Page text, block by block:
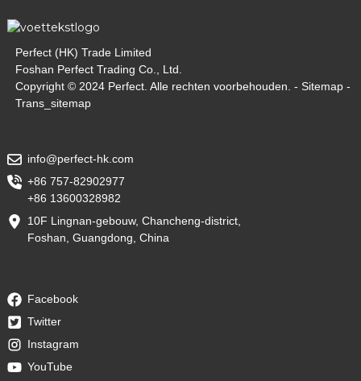
Perfect (HK) Trade Limited
Foshan Perfect Trading Co., Ltd.
Copyright © 2024 Perfect. Alle rechten voorbehouden. - Sitemap-
Trans_sitemap
info@perfect-hk.com
+86 757-82902977
+86 13600328982
10F Lingnan-gebouw, Chancheng-district,
Foshan, Guangdong, China
Facebook
Twitter
Instagram
YouTube